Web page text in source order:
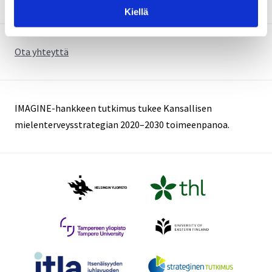
Kiellä
Ota yhteyttä
IMAGINE-hankkeen tutkimus tukee Kansallisen
mielenterveysstrategian 2020–2030 toimeenpanoa.